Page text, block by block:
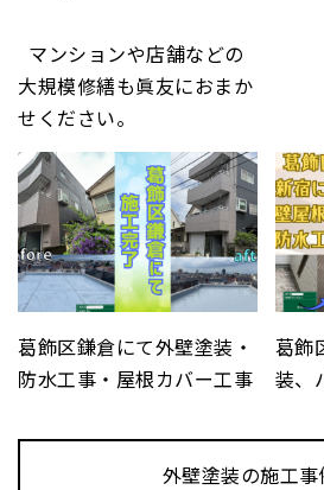
大規模修繕も眞友におまか
せください。
葛飾区鎌倉にて外壁塗装・
防水工事・屋根カバー工事
葛飾
装、
外壁塗装の施工事